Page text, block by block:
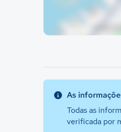
As
Todas as
verificada por